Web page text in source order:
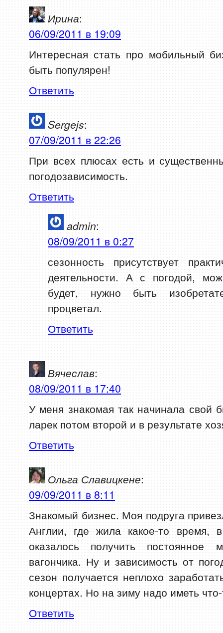
Ирина:
06/09/2011 в 19:09
Интересная стать про мобильный
быть популярен!
Ответить
Sergejs:
07/09/2011 в 22:26
При всех плюсах есть и
погодозависимость.
Ответить
admin:
08/09/2011 в 0:27
сезонность присутствует
деятельности. А с погодой,
будет, нужно быть
процветал.
Ответить
Вячеслав:
08/09/2011 в 17:40
У меня знакомая так начинала свой
ларек потом второй и в результате
Ответить
Ольга Славицкене:
09/09/2011 в 8:11
Знакомый бизнес. Моя подруга
Англии, где жила какое-то
оказалось получить постоянное
вагончика. Ну и зависимость от
сезон получается неплохо
концертах. Но на зиму надо иметь
Ответить